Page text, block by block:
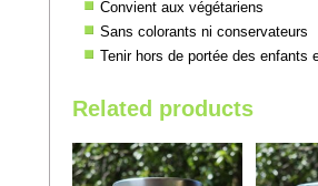
Convient aux végétariens
Sans colorants ni conservateurs
Tenir hors de portée des enfants
Related products